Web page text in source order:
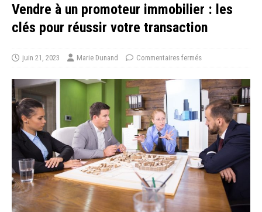
Vendre à un promoteur immobilier : les
clés pour réussir votre transaction
juin 21, 2023 Marie Dunand Commentaires fermés